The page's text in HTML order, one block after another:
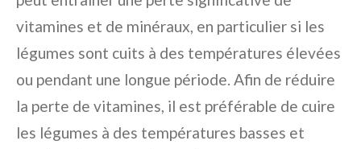
vitamines et de minéraux, en particulier si les
légumes sont cuits à des températures élevées
ou pendant une longue période. Afin de réduire
la perte de vitamines, il est préférable de cuire
les légumes à des températures basses et